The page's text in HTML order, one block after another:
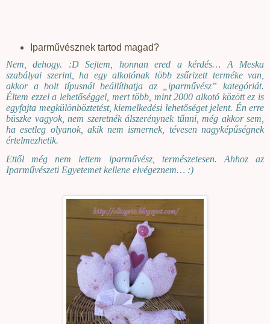
Iparművésznek tartod magad?
Nem, dehogy. :D Sejtem, honnan ered a kérdés… A Meska
szabályai szerint, ha egy alkotónak több zsűrizett terméke van,
akkor a bolt típusnál beállíthatja az „iparművész” kategóriát.
Éltem ezzel a lehetőséggel, mert több, mint 2000 alkotó között ez is
egyfajta megkülönböztetést, kiemelkedési lehetőséget jelent. Én erre
büszke vagyok, nem szeretnék álszerénynek tűnni, még akkor sem,
ha esetleg olyanok, akik nem ismernek, tévesen nagyképűségnek
értelmezhetik.
Ettől még nem lettem iparművész, természetesen. Ahhoz az
Iparművészeti Egyetemet kellene elvégeznem… :)